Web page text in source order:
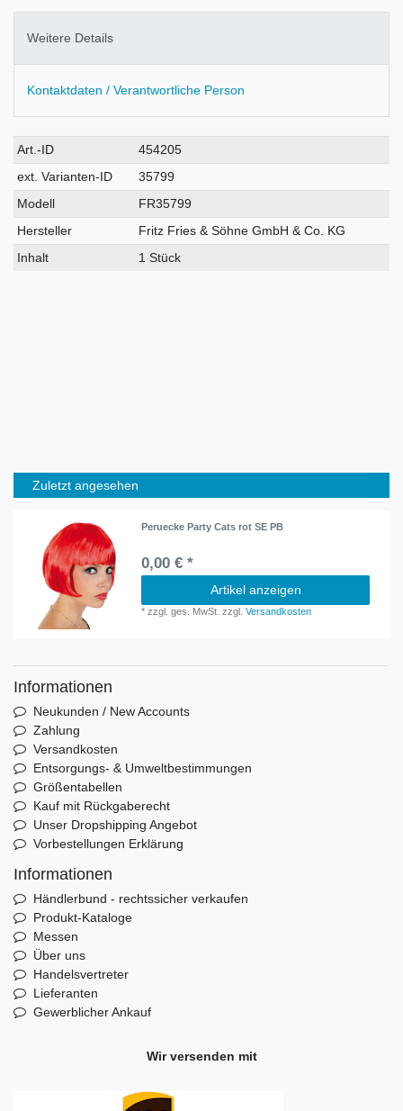
Weitere Details
Kontaktdaten / Verantwortliche Person
Technisches
Merkmal
Wert
Art.-ID
454205
ext. Varianten-ID
35799
Modell
FR35799
Hersteller
Fritz Fries & Söhne GmbH & Co. KG
Inhalt
1 Stück
Zuletzt angesehen
Peruecke Party Cats rot SE PB
0,00 € *
Artikel anzeigen
*zzgl. ges. MwSt. zzgl.Versandkosten
Informationen
Neukunden / New Accounts
Zahlung
Versandkosten
Entsorgungs- & Umweltbestimmungen
Größentabellen
Kauf mit Rückgaberecht
Unser Dropshipping Angebot
Vorbestellungen Erklärung
Informationen
Händlerbund - rechtssicher verkaufen
Produkt-Kataloge
Messen
Über uns
Handelsvertreter
Lieferanten
Gewerblicher Ankauf
Wir versenden mit